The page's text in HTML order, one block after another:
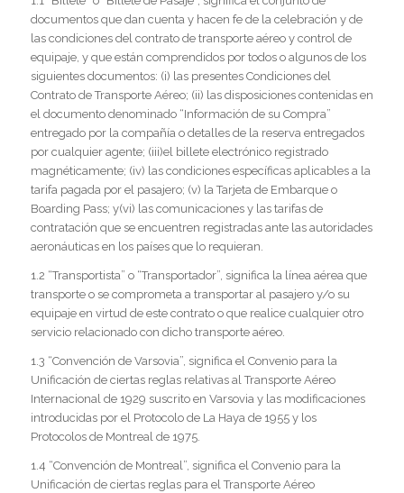
documentos que dan cuenta y hacen fe de la celebración y de
las condiciones del contrato de transporte aéreo y control de
equipaje, y que están comprendidos por todos o algunos de los
siguientes documentos: (i) las presentes Condiciones del
Contrato de Transporte Aéreo; (ii) las disposiciones contenidas en
el documento denominado “Información de su Compra”
entregado por la compañía o detalles de la reserva entregados
por cualquier agente; (iii)el billete electrónico registrado
magnéticamente; (iv) las condiciones específicas aplicables a la
tarifa pagada por el pasajero; (v) la Tarjeta de Embarque o
Boarding Pass; y(vi) las comunicaciones y las tarifas de
contratación que se encuentren registradas ante las autoridades
aeronáuticas en los países que lo requieran.
1.2 “Transportista” o “Transportador”, significa la línea aérea que
transporte o se comprometa a transportar al pasajero y/o su
equipaje en virtud de este contrato o que realice cualquier otro
servicio relacionado con dicho transporte aéreo.
1.3 “Convención de Varsovia”, significa el Convenio para la
Unificación de ciertas reglas relativas al Transporte Aéreo
Internacional de 1929 suscrito en Varsovia y las modificaciones
introducidas por el Protocolo de La Haya de 1955 y los
Protocolos de Montreal de 1975.
1.4 “Convención de Montreal”, significa el Convenio para la
Unificación de ciertas reglas para el Transporte Aéreo